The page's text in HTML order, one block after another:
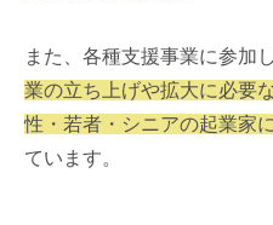
また、各種支援事業に参加
業の立ち上げや拡大に必要
性・若者・シニアの起業家
ています。